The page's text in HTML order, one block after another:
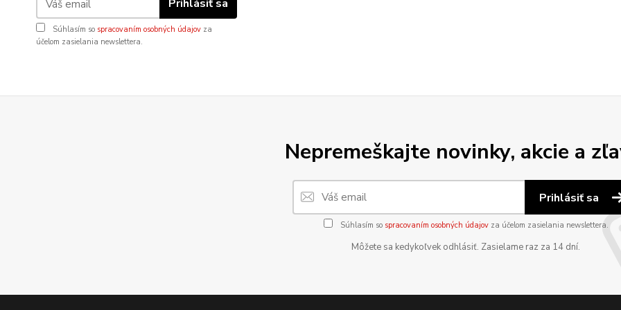
Prihlásiť sa
Súhlasím so spracovaním osobných údajov za
účelom zasielania newslettera.
Nepremeškajte novinky, akcie a
Prihlásiť sa
Súhlasím so spracovaním osobných údajovza účelom zasielania newslettera.
Môžete sa kedykoľvek odhlásiť. Zasielame raz za 14 dní.